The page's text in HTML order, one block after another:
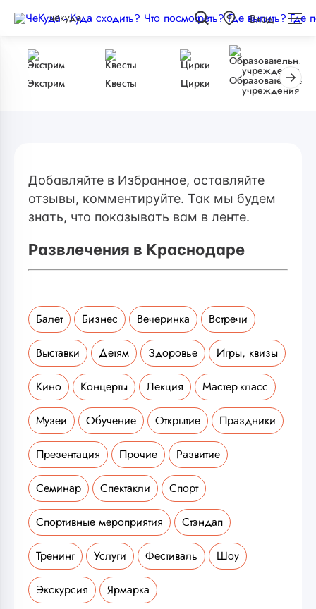
чёкуда Вход
Экстрим Квесты Цирки
Образовательные
учреждения
Добавляйте в Избранное, оставляйте
отзывы, комментируйте. Так мы будем
знать, что показывать вам в ленте.
Развлечения в Краснодаре
Балет Бизнес Вечеринка Встречи
Выставки Детям Здоровье Игры, квизы
Кино Концерты Лекция Мастер-класс
Музеи Обучение Открытие Праздники
Презентация Прочие Развитие
Семинар Спектакли Спорт
Спортивные мероприятия Стэндап
Тренинг Услуги Фестиваль Шоу
Экскурсия Ярмарка